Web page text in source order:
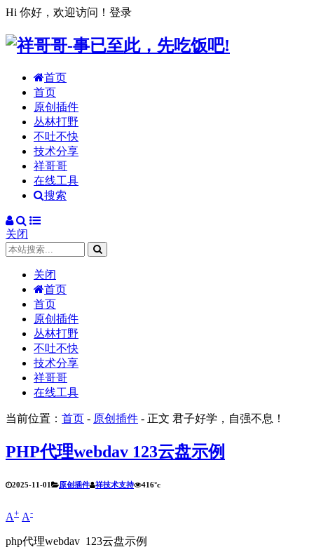
Hi 你好，欢迎访问！ 登录
首页
首页
原创插件
丛林打野
不吐不快
技术分享
祥哥哥
在线工具
搜索
关闭
关闭
首页
首页
原创插件
丛林打野
不吐不快
技术分享
祥哥哥
在线工具
当前位置： 首页 - 原创插件 - 正文 君子好学，自强不息！
PHP代理webdav 123云盘示例
2025-11-01 原创插件 祥技术支持 416°c
A+ A-
php代理webdav 123云盘示例